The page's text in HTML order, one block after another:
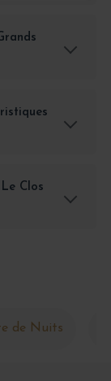
Clos
de Nuits